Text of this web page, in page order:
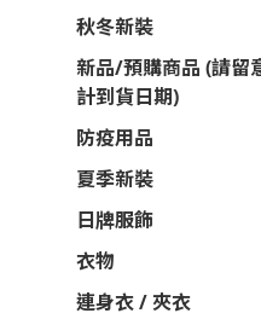
秋冬新裝
新品/預購商品 (請留
計到貨日期)
防疫用品
夏季新裝
日牌服飾
衣物
連身衣 / 夾衣